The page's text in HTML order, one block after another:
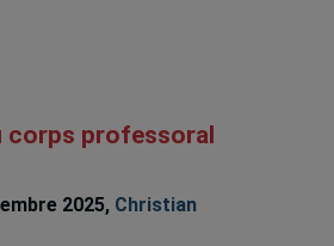
corps professoral
2025, Christian